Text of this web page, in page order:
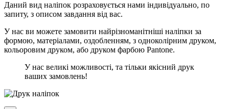
Даний вид наліпок розраховується нами індивідуально, по
запиту, з описом завдання від вас.
У нас ви можете замовити найрізноманітніші наліпки за
формою, матеріалами, оздобленням, з одноколірним друком,
кольоровим друком, або друком фарбою Pantone.
У нас великі можливості, та тільки якісний друк
ваших замовлень!